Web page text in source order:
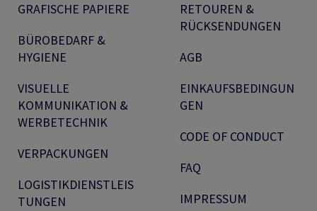
GRAFISCHE PAPIERE
BÜROBEDARF &
HYGIENE
VISUELLE
KOMMUNIKATION &
WERBETECHNIK
VERPACKUNGEN
LOGISTIKDIENSTLEIS
TUNGEN
RETOUREN &
RÜCKSENDUNGEN
AGB
EINKAUFSBEDINGUN
GEN
CODE OF CONDUCT
FAQ
IMPRESSUM